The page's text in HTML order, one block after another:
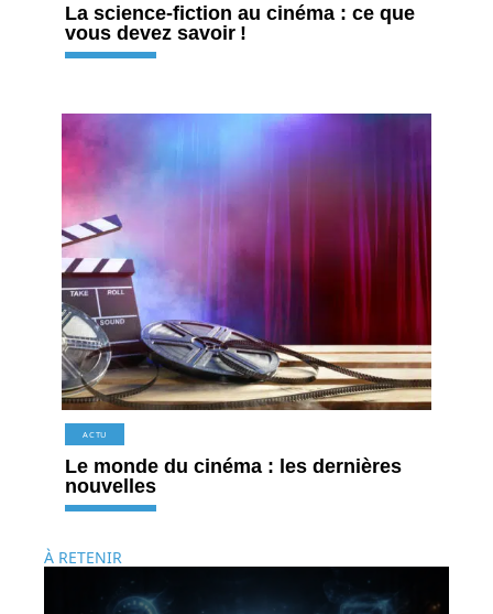
La science-fiction au cinéma : ce que
vous devez savoir !
ACTU
Le monde du cinéma : les dernières
nouvelles
À RETENIR